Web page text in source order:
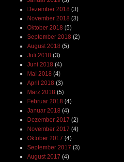
Dezember 2018 (3)
November 2018 (3)
Oktober 2018 (5)
September 2018 (2)
August 2018 (5)
Juli 2018 (3)
Juni 2018 (4)
Mai 2018 (4)
April 2018 (3)
März 2018 (5)
Februar 2018 (4)
Januar 2018 (4)
Dezember 2017 (2)
November 2017 (4)
Oktober 2017 (4)
September 2017 (3)
August 2017 (4)